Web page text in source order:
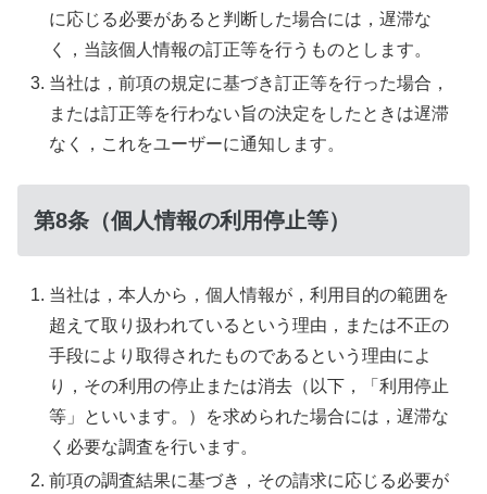
に応じる必要があると判断した場合には，遅滞な
く，当該個人情報の訂正等を行うものとします。
当社は，前項の規定に基づき訂正等を行った場合，
または訂正等を行わない旨の決定をしたときは遅滞
なく，これをユーザーに通知します。
第8条（個人情報の利用停止等）
当社は，本人から，個人情報が，利用目的の範囲を
超えて取り扱われているという理由，または不正の
手段により取得されたものであるという理由によ
り，その利用の停止または消去（以下，「利用停止
等」といいます。）を求められた場合には，遅滞な
く必要な調査を行います。
前項の調査結果に基づき，その請求に応じる必要が